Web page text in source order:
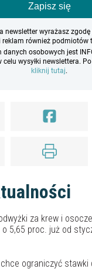
Zapisz się
newsletter wyrażasz
reklam również podmiotów
osobowych jest
celu wysyłki newslettera.
kliknij tutaj.
za krew i osocze.
o 5,65 proc. już od
ograniczyć stawki